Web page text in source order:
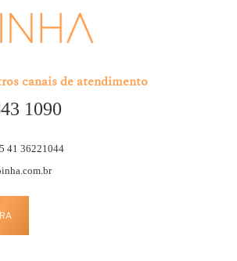
canais de atendimento
1090
41 36221044